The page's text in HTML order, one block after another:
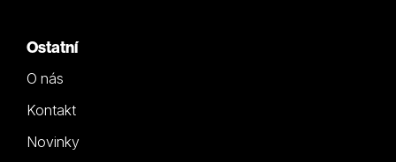
Ostatní
O nás
Kontakt
Novinky